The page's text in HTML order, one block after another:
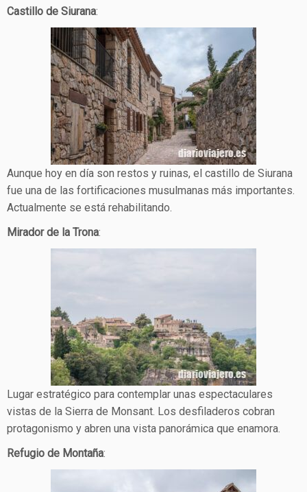
Castillo de Siurana:
Aunque hoy en día son restos y ruinas, el castillo de Siurana
fue una de las fortificaciones musulmanas más importantes.
Actualmente se está rehabilitando.
Mirador de la Trona:
Lugar estratégico para contemplar unas espectaculares
vistas de la Sierra de Monsant. Los desfiladeros cobran
protagonismo y abren una vista panorámica que enamora.
Refugio de Montaña: